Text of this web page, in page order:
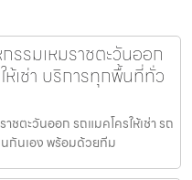
รรมเหมราชตะวันออก
ห้เช่า บริการทุกพื้นที่ทั่ว
ชตะวันออก รถแมคโครให้เช่า รถ
นกันเอง พร้อมด้วยทีม